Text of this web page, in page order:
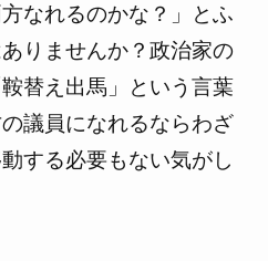
なれるのかな？」とふ
りませんか？政治家の
替え出馬」という言葉
議員になれるならわざ
する必要もない気がし